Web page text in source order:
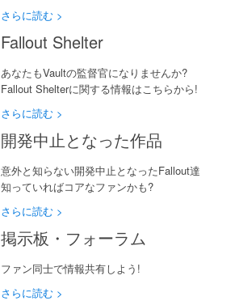
さらに読む >
Fallout Shelter
あなたもVaultの監督官になりませんか?
Fallout Shelterに関する情報はこちらから!
さらに読む >
開発中止となった作品
意外と知らない開発中止となったFallout達
知っていればコアなファンかも?
さらに読む >
掲示板・フォーラム
ファン同士で情報共有しよう!
さらに読む >